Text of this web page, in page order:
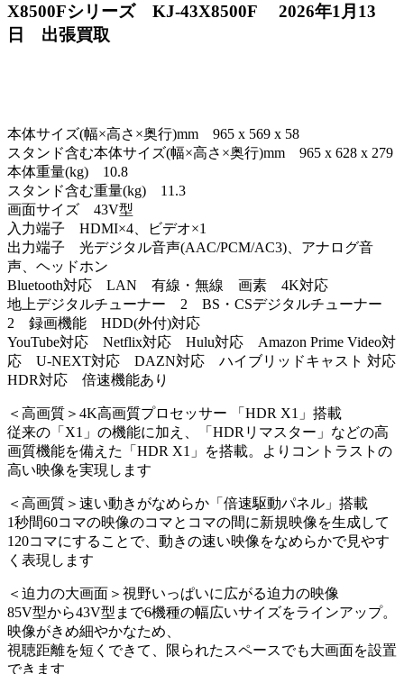
X8500Fシリーズ KJ-43X8500F 2026年1月13
日 出張買取
本体サイズ(幅×高さ×奥行)mm 965 x 569 x 58
スタンド含む本体サイズ(幅×高さ×奥行)mm 965 x 628 x 279
本体重量(kg) 10.8
スタンド含む重量(kg) 11.3
画面サイズ 43V型
入力端子 HDMI×4、ビデオ×1
出力端子 光デジタル音声(AAC/PCM/AC3)、アナログ音
声、ヘッドホン
Bluetooth対応 LAN 有線・無線 画素 4K対応
地上デジタルチューナー 2 BS・CSデジタルチューナー
2 録画機能 HDD(外付)対応
YouTube対応 Netflix対応 Hulu対応 Amazon Prime Video対
応 U-NEXT対応 DAZN対応 ハイブリッドキャスト 対応
HDR対応 倍速機能あり
＜高画質＞4K高画質プロセッサー 「HDR X1」搭載
従来の「X1」の機能に加え、「HDRリマスター」などの高
画質機能を備えた「HDR X1」を搭載。よりコントラストの
高い映像を実現します
＜高画質＞速い動きがなめらか「倍速駆動パネル」搭載
1秒間60コマの映像のコマとコマの間に新規映像を生成して
120コマにすることで、動きの速い映像をなめらかで見やす
く表現します
＜迫力の大画面＞視野いっぱいに広がる迫力の映像
85V型から43V型まで6機種の幅広いサイズをラインアップ。
映像がきめ細やかなため、
視聴距離を短くできて、限られたスペースでも大画面を設置
できます